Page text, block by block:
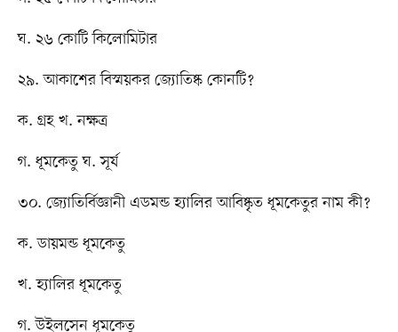
ঘ. ২৬ কোটি কিলোমিটার
২৯. আকাশের বিস্ময়কর জ্যোতিষ্ক কোনটি?
ক. গ্রহ খ. নক্ষত্র
গ. ধূমকেতু ঘ. সূর্য
৩০. জ্যোতির্বিজ্ঞানী এডমন্ড হ্যালির আবিষ্কৃত ধূমকেতুর নাম কী?
ক. ডায়মন্ড ধূমকেতু
খ. হ্যালির ধূমকেতু
গ. উইলসেন ধূমকেতু